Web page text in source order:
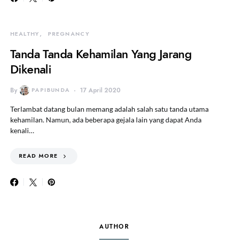
HEALTHY PREGNANCY
Tanda Tanda Kehamilan Yang Jarang
Dikenali
By PAPIBUNDA 17 April 2020
Terlambat datang bulan memang adalah salah satu tanda utama
kehamilan. Namun, ada beberapa gejala lain yang dapat Anda
kenali…
READ MORE
AUTHOR